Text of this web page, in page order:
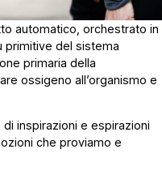
automatico, orchestrato in
primitive del sistema
primaria della
ossigeno all’organismo e
inspirazioni e espirazioni
che proviamo e